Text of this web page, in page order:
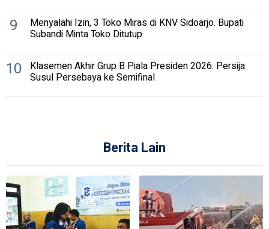
9 Menyalahi Izin, 3 Toko Miras di KNV Sidoarjo. Bupati
Subandi Minta Toko Ditutup
10 Klasemen Akhir Grup B Piala Presiden 2026: Persija
Susul Persebaya ke Semifinal
Berita Lain